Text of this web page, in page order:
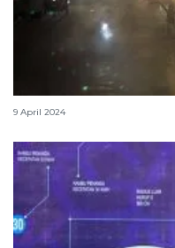
Warga DKI Jakarta
9 April 2024